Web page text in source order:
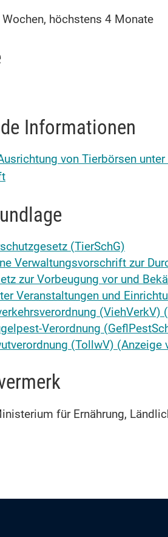
höchstens 4 Monate
Informationen
von Tierbörsen
(TierSchG)
Verwaltungsvorschrift zur
zur Vorbeugung vor und
Veranstaltungen und
(ViehVerkV)
Verordnung
(TollwV) (Anzeige
für Ernährung,